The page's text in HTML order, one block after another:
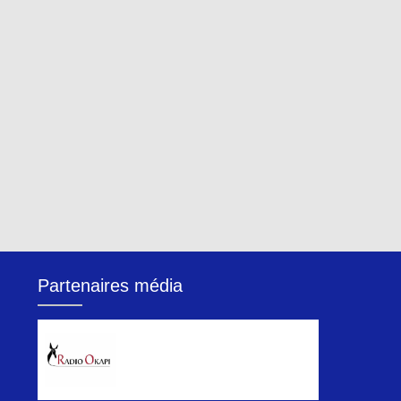
Partenaires média